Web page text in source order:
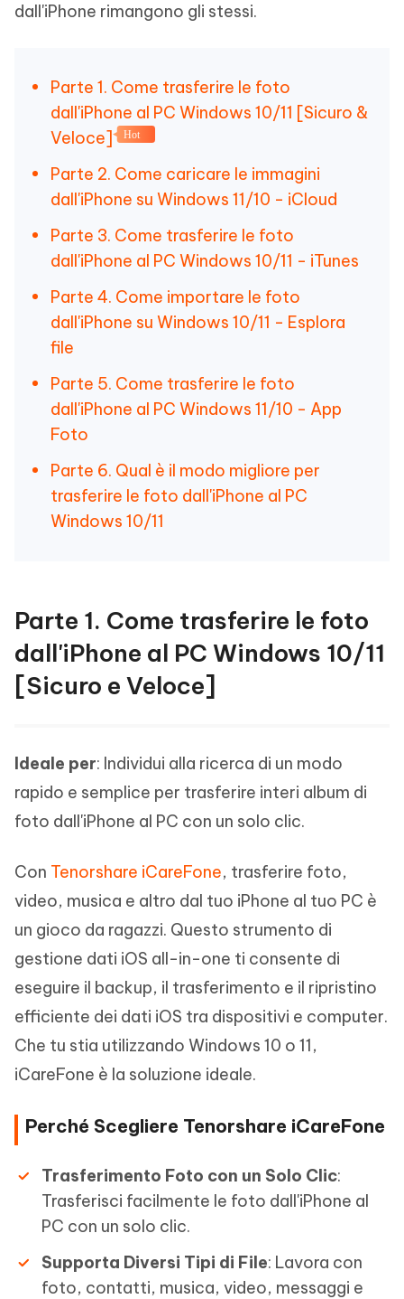
dall'iPhone rimangono gli stessi.
Parte 1. Come trasferire le foto
dall'iPhone al PC Windows 10/11 [Sicuro &
Veloce]
Hot
Parte 2. Come caricare le immagini
dall'iPhone su Windows 11/10 - iCloud
Parte 3. Come trasferire le foto
dall'iPhone al PC Windows 10/11 - iTunes
Parte 4. Come importare le foto
dall'iPhone su Windows 10/11 - Esplora
file
Parte 5. Come trasferire le foto
dall'iPhone al PC Windows 11/10 - App
Foto
Parte 6. Qual è il modo migliore per
trasferire le foto dall'iPhone al PC
Windows 10/11
Parte 1. Come trasferire le foto
dall'iPhone al PC Windows 10/11
[Sicuro e Veloce]
Ideale per: Individui alla ricerca di un modo
rapido e semplice per trasferire interi album di
foto dall'iPhone al PC con un solo clic.
Con Tenorshare iCareFone, trasferire foto,
video, musica e altro dal tuo iPhone al tuo PC è
un gioco da ragazzi. Questo strumento di
gestione dati iOS all-in-one ti consente di
eseguire il backup, il trasferimento e il ripristino
efficiente dei dati iOS tra dispositivi e computer.
Che tu stia utilizzando Windows 10 o 11,
iCareFone è la soluzione ideale.
Perché Scegliere Tenorshare iCareFone
Trasferimento Foto con un Solo Clic:
Trasferisci facilmente le foto dall'iPhone al
PC con un solo clic.
Supporta Diversi Tipi di File: Lavora con
foto, contatti, musica, video, messaggi e